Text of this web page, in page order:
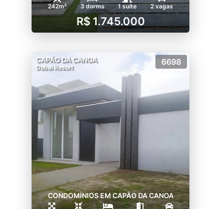
242m² 3 dorms 1 suíte 2 vagas
R$ 1.745.000
CAPÃO DA CANOA
Dubai Resort
6698
CONDOMÍNIOS EM CAPÃO DA CANOA